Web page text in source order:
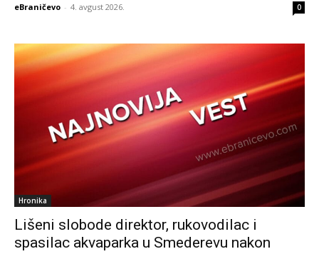
eBraničevo - 4. avgust 2026. 0
Hronika
Lišeni slobode direktor, rukovodilac i
spasilac akvaparka u Smederevu nakon